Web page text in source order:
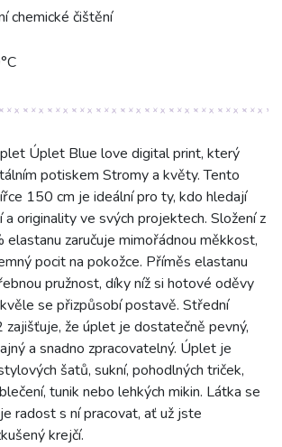
chemické čištění
Úplet Blue love digital print, který
potiskem Stromy a květy. Tento
150 cm je ideální pro ty, kdo hledají
a originality ve svých projektech. Složení z
zaručuje mimořádnou měkkost,
pocit na pokožce. Příměs elastanu
pružnost, díky níž si hotové oděvy
se přizpůsobí postavě. Střední
že úplet je dostatečně pevný,
a snadno zpracovatelný. Úplet je
šatů, sukní, pohodlných triček,
tunik nebo lehkých mikin. Látka se
radost s ní pracovat, ať už jste
krejčí.